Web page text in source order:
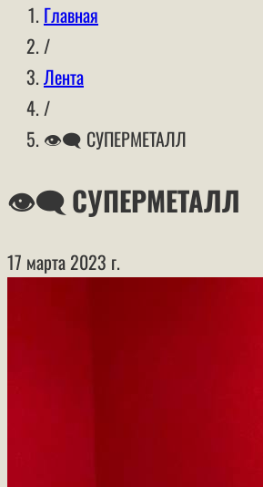
Главная
/
Лента
/
👁‍🗨 СУПЕРМЕТАЛЛ
👁‍🗨 СУПЕРМЕТАЛЛ
17 марта 2023 г.